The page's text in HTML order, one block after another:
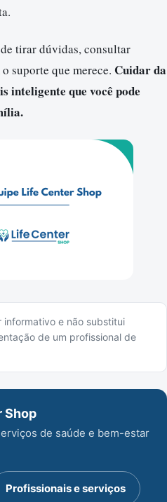
tirar dúvidas, consultar
suporte que merece. Cuidar da
inteligente que você pode
informativo e não substitui
de um profissional de
Shop
de saúde e bem-estar
Profissionais e serviços